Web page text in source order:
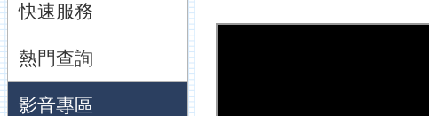
快速服務
熱門查詢
影音專區